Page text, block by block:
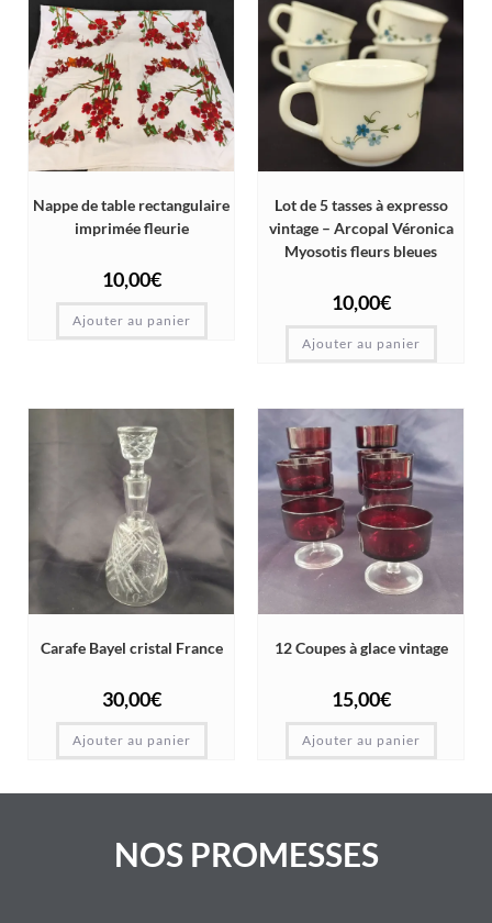
Nappe de table rectangulaire
imprimée fleurie
10,00€
Ajouter au panier
Lot de 5 tasses à expresso
vintage – Arcopal Véronica
Myosotis fleurs bleues
10,00€
Ajouter au panier
Carafe Bayel cristal France
30,00€
Ajouter au panier
12 Coupes à glace vintage
15,00€
Ajouter au panier
NOS PROMESSES